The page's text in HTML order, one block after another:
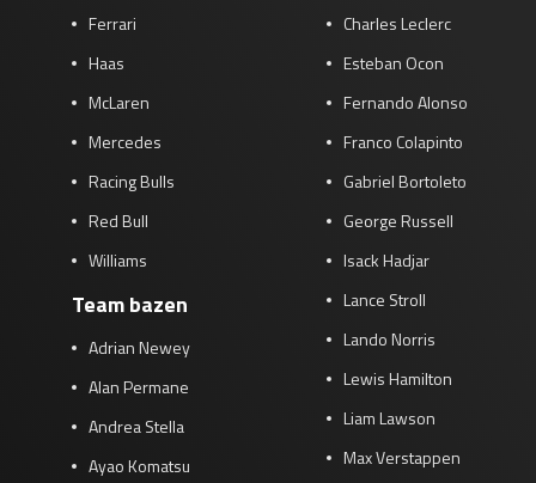
Race
zo 21:00 - 23:00
zo 05:00 - 07:00
GP QATAR 2026 27 - 29 nov
Kwalificatie
za 19:00 - 20:00
zo 17:00 - 19:00
Ferrari
Haas
McLaren
Mercedes
Racing Bulls
Red Bull
Williams
Team bazen
Adrian Newey
Alan Permane
Andrea Stella
Ayao Komatsu
Charles Leclerc
Esteban Ocon
Fernando Alonso
Franco Colapinto
Gabriel Bortoleto
George Russell
Isack Hadjar
Lance Stroll
Lando Norris
Lewis Hamilton
Liam Lawson
Max Verstappen